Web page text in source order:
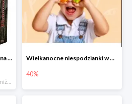
Robinson Crusoe. Przygoda na przeklętej wyspie -38%
*najniższa cena z 30 dni przed obniżką
Wielkanocne niespodzianki w Bee do -40%
40%